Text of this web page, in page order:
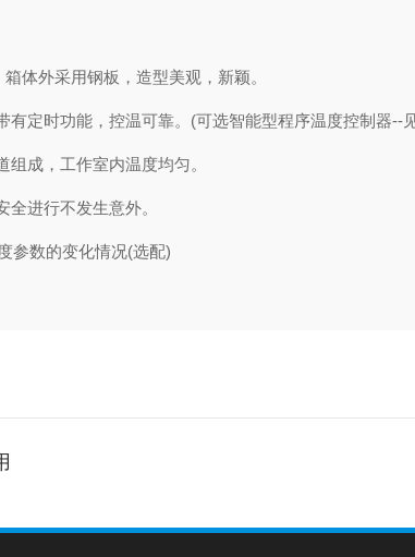
体外采用钢板，造型美观，新颖。
定时功能，控温可靠。(可选智能型程序温度控制器--
成，工作室内温度均匀。
进行不发生意外。
参数的变化情况(选配)